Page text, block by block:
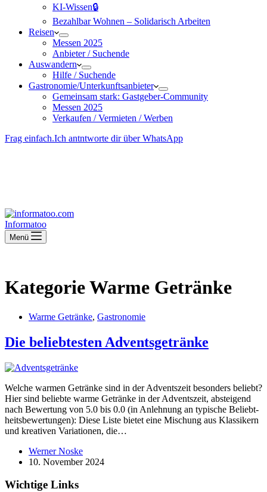
KI-Wissen🔒
Bezahlbar Wohnen – Solida­risch Arbeiten
Reisen
Messen 2025
Anbieter / Suchende
Auswandern
Hilfe / Suchende
Gastronomie/Unterkunftsanbieter
Gemeinsam stark: Gastgeber-Community
Messen 2025
Verkaufen / Vermieten / Werben
Frag einfach.Ich antntworte dir über WhatsApp
Informatoo
Menü
KategorieWarme Getränke
Warme Getränke, Gastronomie
Die belieb­testen Advents­ge­tränke
Welche warmen Getränke sind in der Adventszeit besonders beliebt?
Hier sind beliebte warme Getränke in der Adventszeit, absteigend
nach Bewertung von 5.0 bis 0.0 (in Anlehnung an typische Beliebt­
heits­be­wer­tungen): Diese Liste bietet eine Mischung aus Klassikern
und kreativen Varia­tionen, die…
Werner Noske
10. November 2024
Wichtige Links